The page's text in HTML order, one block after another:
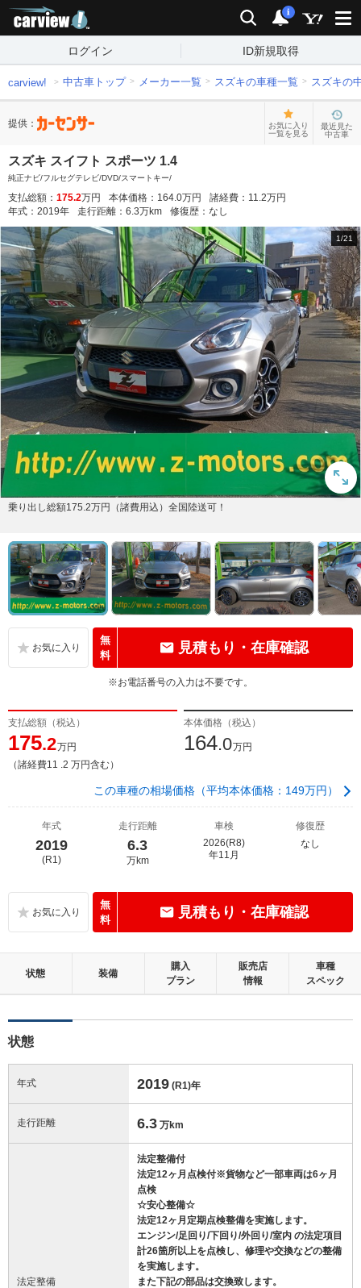
検索 通知
i
ログイン ID新規取得
carview! 中古車トップ メーカー一覧 スズキの車種一覧 スズキの
提供：
お気に入り
一覧を見る
最近見た
中古車
スズキ スイフト スポーツ 1.4
純正ナビ/フルセグテレビ/DVD/スマートキー/
支払総額： 175.2万円 本体価格： 164.0万円 諸経費： 11.2万円
年式： 2019年 走行距離： 6.3万km 修復歴： なし
1/21
乗り出し総額175.2万円（諸費用込）全国陸送可！
無
料
見積もり・在庫確認
※お電話番号の入力は不要です。
支払総額（税込）
175.2万円
（諸経費11 .2 万円含む）
本体価格（税込）
164.0万円
この車種の相場価格（平均本体価格：149万円）
年式
2019
(R1)
走行距離
6.3
万km
車検
2026(R8)
年11月
修復歴
なし
無
料
見積もり・在庫確認
状態 装備
購入
プラン
販売店
情報
車種
スペック
状態
年式 2019 (R1)年
走行距離 6.3 万km
法定整備
法定整備付
法定12ヶ月点検付※貨物など一部車両は6ヶ月
点検
☆安心整備☆
法定12ヶ月定期点検整備を実施します。
エンジン/足回り/下回り/外回り/室内 の法定項目
計26箇所以上を点検し、修理や交換などの整備
を実施します。
また下記の部品は交換致します。